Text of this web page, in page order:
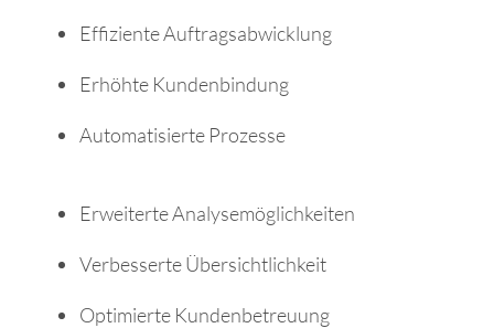
Effiziente Auftragsabwicklung
Erhöhte Kundenbindung
Automatisierte Prozesse
Erweiterte Analysemöglichkeiten
Verbesserte Übersichtlichkeit
Optimierte Kundenbetreuung